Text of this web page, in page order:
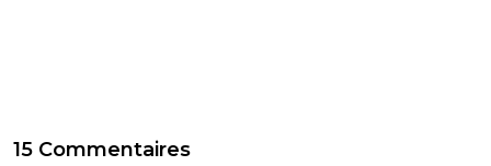
15 Commentaires